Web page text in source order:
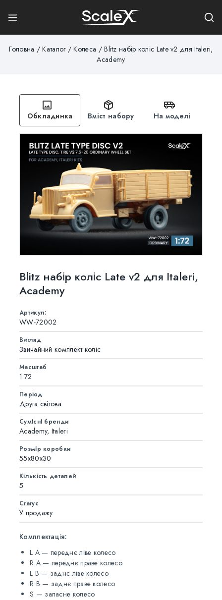
Головна / Каталог / Колеса / Blitz набір коліс Late v2 для Italeri,
Academy
Обкладинка Вміст набору На моделі
Blitz набір коліс Late v2 для Italeri,
Academy
Артикул:
WW-72002
Вигляд
Звичайний комплект коліс
Масштаб
1:72
Період
Друга світова
Сумісні бренди
Academy, Italeri
Розмір коробки
55x80x30
Кількість деталей
5
Статус
У продажу
Комплектація:
L A — переднє ліве колесо
R A — переднє праве колесо
L B — заднє ліве колесо
R B — заднє праве колесо
S — запасне колесо